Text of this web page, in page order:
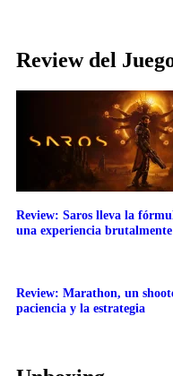
Review del
Review: Saros lleva la
una experiencia
Review: Marathon, un
paciencia y la estrategia